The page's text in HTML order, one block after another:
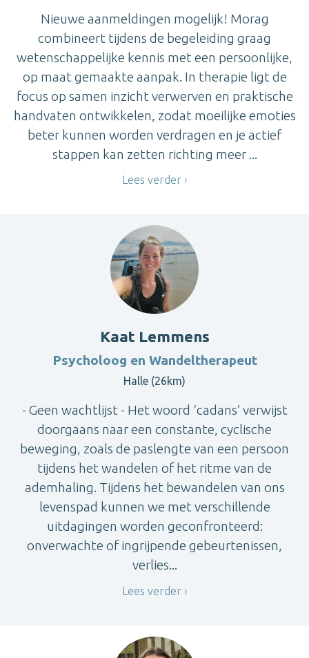
Nieuwe aanmeldingen mogelijk! Morag
combineert tijdens de begeleiding graag
wetenschappelijke kennis met een persoonlijke,
op maat gemaakte aanpak. In therapie ligt de
focus op samen inzicht verwerven en praktische
handvaten ontwikkelen, zodat moeilijke emoties
beter kunnen worden verdragen en je actief
stappen kan zetten richting meer ...
Lees verder
Kaat Lemmens
Psycholoog en Wandeltherapeut
Halle (26km)
- Geen wachtlijst - Het woord ‘cadans’ verwijst
doorgaans naar een constante, cyclische
beweging, zoals de paslengte van een persoon
tijdens het wandelen of het ritme van de
ademhaling. Tijdens het bewandelen van ons
levenspad kunnen we met verschillende
uitdagingen worden geconfronteerd:
onverwachte of ingrijpende gebeurtenissen,
verlies...
Lees verder